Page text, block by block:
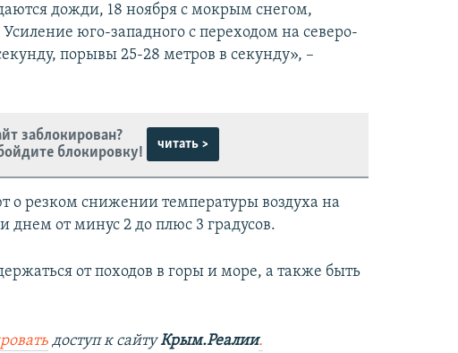
дожди, 18 ноября с мокрым снегом,
юго-западного с переходом на северо-
порывы 25-28 метров в секунду», –
заблокирован?
блокировку!
читать >
о резком снижении температуры воздуха на
днем от минус 2 до плюс 3 градусов.
от походов в горы и море, а также быть
доступ к сайтуКрым.Реалии.